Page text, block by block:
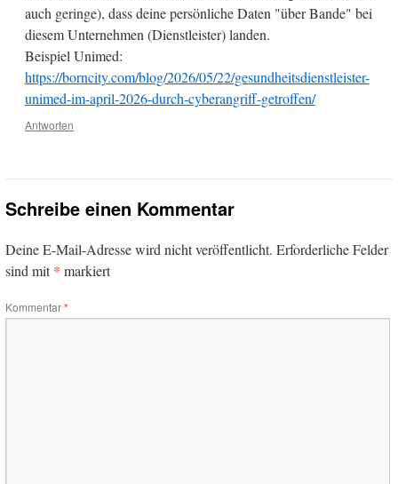
auch geringe), dass deine persönliche Daten "über Bande" bei
diesem Unternehmen (Dienstleister) landen.
Beispiel Unimed:
https://borncity.com/blog/2026/05/22/gesundheitsdienstleister-
unimed-im-april-2026-durch-cyberangriff-getroffen/
Antworten
Schreibe einen Kommentar
Deine E-Mail-Adresse wird nicht veröffentlicht. Erforderliche Felder
sind mit* markiert
Kommentar*